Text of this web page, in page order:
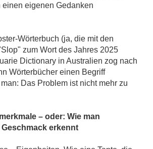
eigenen Gedanken
Wörterbuch (ja, die mit den
zum Wort des Jahres 2025
Dictionary in Australien zog nach
Wörterbücher einen Begriff
Das Problem ist nicht mehr zu
– oder: Wie man
erkennt